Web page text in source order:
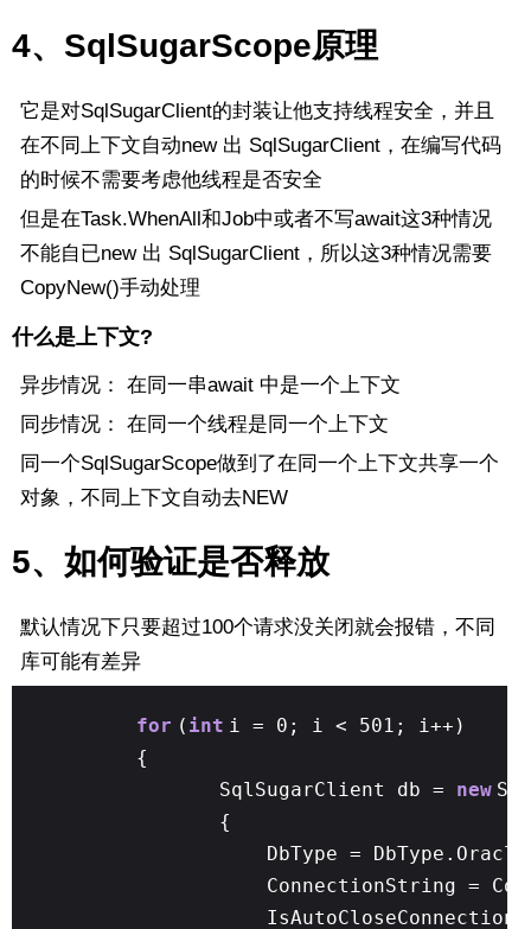
4、SqlSugarScope原理
它是对SqlSugarClient的封装让他支持线程安全，并且
在不同上下文自动new 出 SqlSugarClient，在编写代码
的时候不需要考虑他线程是否安全
但是在Task.WhenAll和Job中或者不写await这3种情况
不能自已new 出 SqlSugarClient，所以这3种情况需要
CopyNew()手动处理
什么是上下文?
异步情况： 在同一串await 中是一个上下文
同步情况： 在同一个线程是同一个上下文
同一个SqlSugarScope做到了在同一个上下文共享一个
对象，不同上下文自动去NEW
5、如何验证是否释放
默认情况下只要超过100个请求没关闭就会报错，不同
库可能有差异
for ( int i = 0; i < 501; i++)
{
SqlSugarClient db = new
{
DbType =
ConnectionString =